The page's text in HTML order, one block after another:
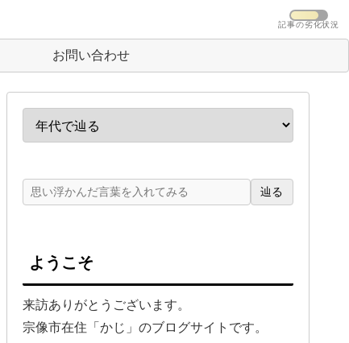
お問い合わせ
辿る
ようこそ
来訪ありがとうございます。
宗像市在住「かじ」のブログサイトです。
記事の劣化状況